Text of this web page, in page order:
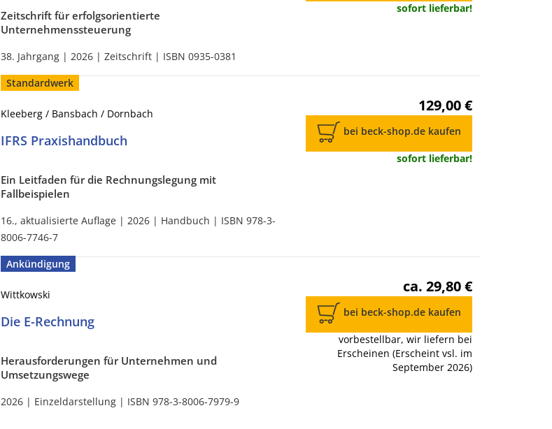
Zeitschrift für erfolgsorientierte
Unternehmenssteuerung
38. Jahrgang | 2026 | Zeitschrift | ISBN 0935-0381
sofort lieferbar!
Standardwerk
Kleeberg / Bansbach / Dornbach
IFRS Praxishandbuch
Ein Leitfaden für die Rechnungslegung mit
Fallbeispielen
16., aktualisierte Auflage | 2026 | Handbuch | ISBN 978-3-
8006-7746-7
129,00 €
bei beck-shop.de kaufen
sofort lieferbar!
Ankündigung
Wittkowski
Die E-Rechnung
Herausforderungen für Unternehmen und
Umsetzungswege
2026 | Einzeldarstellung | ISBN 978-3-8006-7979-9
ca. 29,80 €
bei beck-shop.de kaufen
vorbestellbar, wir liefern bei
Erscheinen (Erscheint vsl. im
September 2026)